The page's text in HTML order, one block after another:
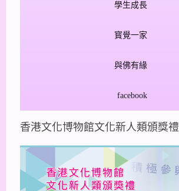
學生成長
寳覺一家
與佛有緣
facebook
香港文化博物館文化新人類頒獎禮